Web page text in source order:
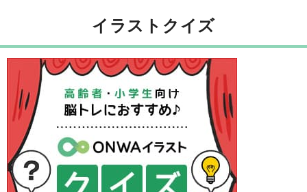
イラストクイズ